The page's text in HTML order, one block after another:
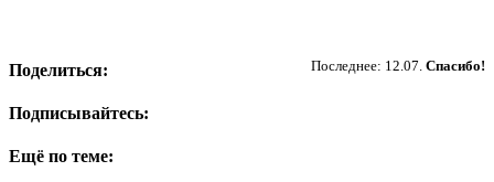
Последнее: 12.07. Спасибо!
Поделиться:
Подписывайтесь:
Ещё по теме: